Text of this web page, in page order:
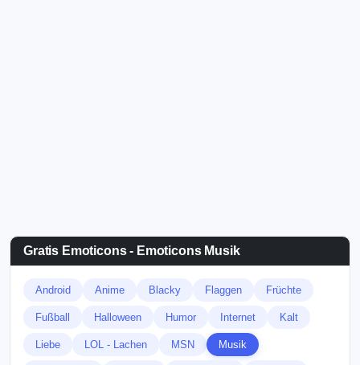
Gratis Emoticons - Emoticons Musik
Android Anime Blacky Flaggen Früchte
Fußball Halloween Humor Internet Kalt
Liebe LOL - Lachen MSN Musik